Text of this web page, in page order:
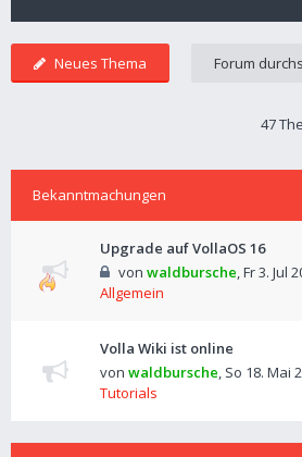
Neues Thema
47
Bekanntmachungen
Upgrade auf VollaOS 16
von waldbursche,Fr 3. Jul
Allgemein
Volla Wiki ist online
von waldbursche, So 18. Mai
Tutorials